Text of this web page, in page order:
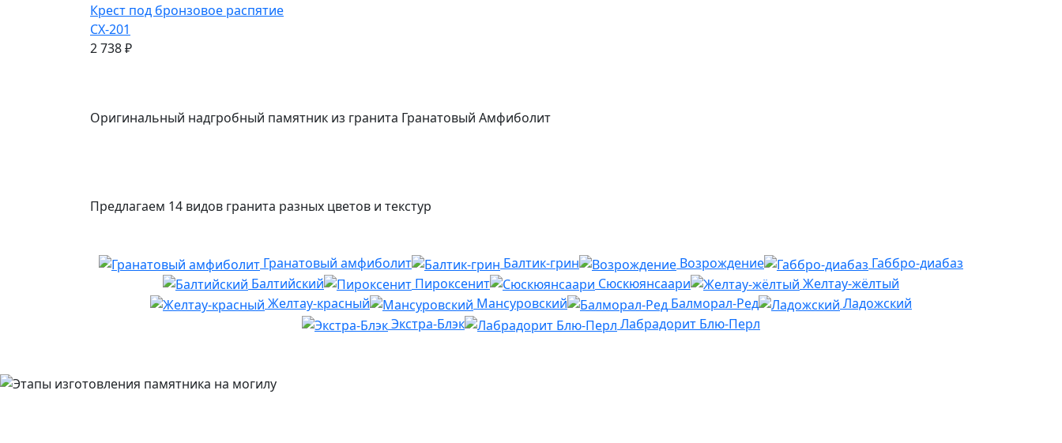
Крест под бронзовое распятие
СХ-201
2 738₽
Оригинальный надгробный памятник из гранита Гранатовый Амфиболит
Предлагаем 14 видов гранита разных цветов и текстур
Гранатовый амфиболит Балтик-грин Возрождение
Габбро-диабаз
Балтийский
Пироксенит Сюскюянсаари
Желтау-жёлтый
Желтау-красный
Мансуровский Балморал-Ред
Ладожский
Экстра-Блэк
Лабрадорит Блю-Перл